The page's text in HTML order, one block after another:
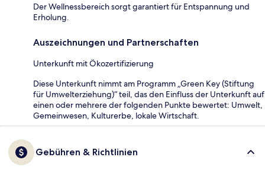
Der Wellnessbereich sorgt garantiert für Entspannung und
Erholung.
Auszeichnungen und Partnerschaften
Unterkunft mit Ökozertifizierung
Diese Unterkunft nimmt am Programm „Green Key (Stiftung
für Umwelterziehung)“ teil, das den Einfluss der Unterkunft auf
einen oder mehrere der folgenden Punkte bewertet: Umwelt,
Gemeinwesen, Kulturerbe, lokale Wirtschaft.
Gebühren & Richtlinien